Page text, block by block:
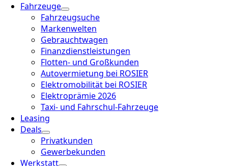
Fahrzeuge
Fahrzeugsuche
Markenwelten
Gebrauchtwagen
Finanzdienstleistungen
Flotten- und Großkunden
Autovermietung bei ROSIER
Elektromobilität bei ROSIER
Elektroprämie 2026
Taxi- und Fahrschul-Fahrzeuge
Leasing
Deals
Privatkunden
Gewerbekunden
Werkstatt